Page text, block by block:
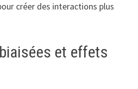
créer des interactions plus
et effets